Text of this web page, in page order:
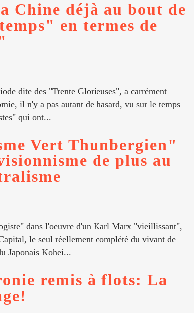
Chine déjà au bout de
en termes de
dite des "Trente Glorieuses", a carrément
il n'y a pas autant de hasard, vu sur le temps
qui ont...
Vert Thunbergien"
de plus au
dans l'oeuvre d'un Karl Marx "vieillissant",
le seul réellement complété du vivant de
Japonais Kohei...
remis à flots: La